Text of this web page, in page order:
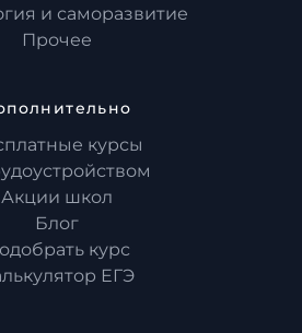
и саморазвитие
Прочее
курсы
Акции школ
Блог
курс
ЕГЭ